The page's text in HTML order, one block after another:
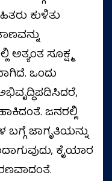
ಕುಳಿತು
ಅತ್ಯಂತ ಸೂಕ್ಷ್ಮ
ಒಂದು
ಜನರಲ್ಲಿ
ಜಾಗೃತಿಯನ್ನು
ಕೈಯಾರ